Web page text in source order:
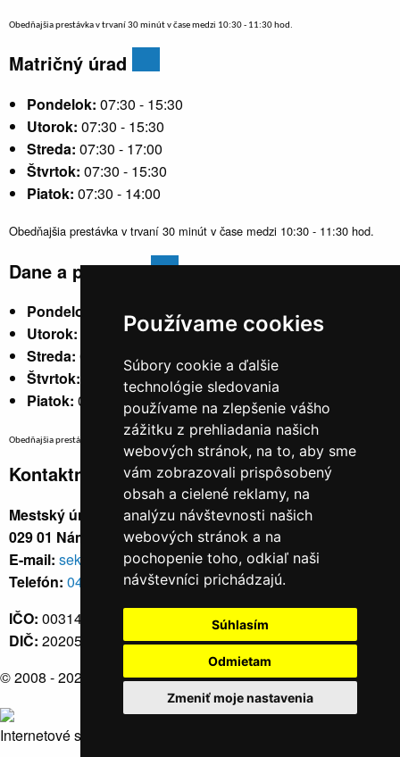
Používame cookies
Súbory cookie a ďalšie
technológie sledovania
používame na zlepšenie vášho
zážitku z prehliadania našich
webových stránok, na to, aby sme
vám zobrazovali prispôsobený
obsah a cielené reklamy, na
analýzu návštevnosti našich
webových stránok a na
pochopenie toho, odkiaľ naši
návštevníci prichádzajú.
Súhlasím
Odmietam
Zmeniť moje nastavenia
Obedňajšia prestávka v trvaní 30 minút v čase medzi 10:30 - 11:30 hod.
Matričný úrad
Pondelok: 07:30 - 15:30
Utorok: 07:30 - 15:30
Streda: 07:30 - 17:00
Štvrtok: 07:30 - 15:30
Piatok: 07:30 - 14:00
Obedňajšia prestávka v trvaní 30 minút v čase medzi 10:30 - 11:30 hod.
Dane a poplatky
Pondelok:
07:30 - 15:30
Utorok:
nestránkový
Streda: 07:30 - 17:00
Štvrtok:
nestránkový
Piatok: 07:30 - 14:00
Obedňajšia prestávka v trvaní 30 minút v čase medzi 10:30 - 11:30 hod.
Kontaktné údaje
Mestský úrad, Cyrila a Metoda 329/6,
029 01 Námestovo
E-mail: sekretariat@namestovo.sk
Telefón: 043 5504711
IČO: 00314676
DIČ: 2020571707
© 2008 - 2026
Námestovo.sk
Internetové stránky